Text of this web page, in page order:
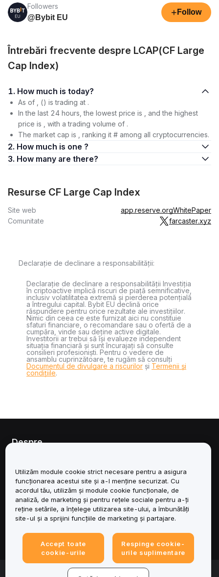
Followers
@Bybit EU
+ Follow
Întrebări frecvente despre LCAP(CF Large
Cap Index)
1. How much is today?
As of , () is trading at .
In the last 24 hours, the lowest price is , and the highest
price is , with a trading volume of .
The market cap is , ranking it # among all cryptocurrencies.
2. How much is one ?
3. How many are there?
Resurse CF Large Cap Index
Site web app.reserve.orgWhitePaper
Comunitate
farcaster.xyz
Declarație de declinare a responsabilității:
Declarație de declinare a responsabilității Investiția
în criptoactive implică riscuri de piață semnificative,
inclusiv volatilitatea extremă și pierderea potențială
a întregului capital. Bybit EU declină orice
răspundere pentru orice rezultate ale investițiilor.
Nimic din ceea ce este furnizat aici nu constituie
sfaturi financiare, o recomandare sau o ofertă de a
cumpăra, vinde sau deține active digitale.
Investitorii ar trebui să își evalueze independent
situația financiară și sunt încurajați să consulte
consilieri profesioniști. Pentru o vedere de
ansamblu cuprinzătoare, te rugăm să consulți
Documentul de divulgare a riscurilor și Termenii și
condițiile.
Despre
Asistență
Produse
Juridic
© 2025-2026 Bybit.eu. Toate drepturile rezervate.
Utilizăm module cookie strict necesare pentru a asigura
funcționarea acestui site și a-l menține securizat. Cu
acordul tău, utilizăm și module cookie funcționale, de
analiză, de marketing și pentru rețele sociale pentru a-ți
reține setările, a înțelege utilizarea site-ului, a îmbunătăți
site-ul și a sprijini funcțiile de marketing și partajare.
Accept toate
cookie-urile
Respinge cookie-
urile suplimentare